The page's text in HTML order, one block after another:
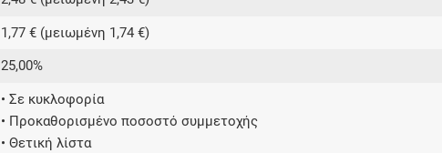
1,77 € (μειωμένη 1,74 €)
25,00%
• Σε κυκλοφορία
• Προκαθορισμένο ποσοστό συμμετοχής
• Θετική λίστα